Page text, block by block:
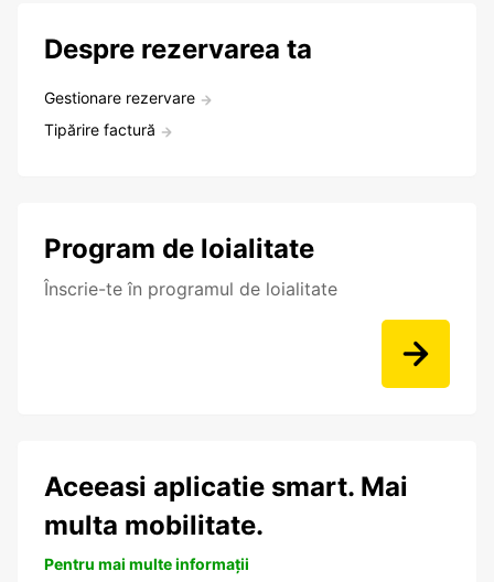
Despre rezervarea ta
Gestionare rezervare
Tipărire factură
Program de loialitate
Înscrie-te în programul de loialitate
Aceeasi aplicatie smart. Mai
multa mobilitate.
Pentru mai multe informații